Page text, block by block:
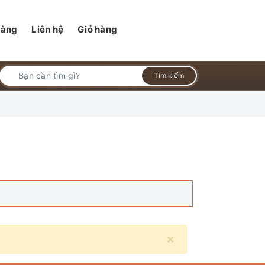
Liên hệ Giỏ hàng
Tìm kiếm
×